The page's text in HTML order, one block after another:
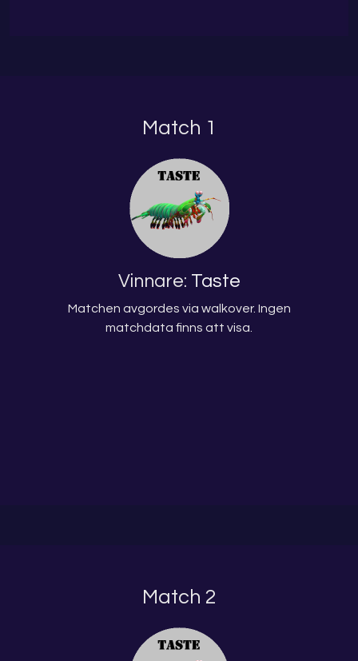
Match 1
Vinnare: Taste
Matchen avgordes via walkover. Ingen
matchdata finns att visa.
Match 2